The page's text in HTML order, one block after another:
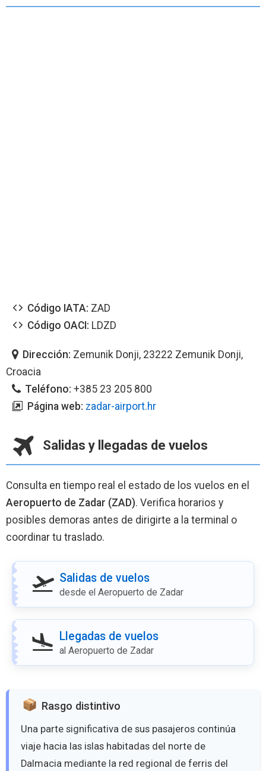
Código IATA: ZAD
Código OACI: LDZD
Dirección: Zemunik Donji, 23222 Zemunik Donji,
Croacia
Teléfono: +385 23 205 800
Página web: zadar-airport.hr
Salidas y llegadas de vuelos
Consulta en tiempo real el estado de los vuelos en el
Aeropuerto de Zadar (ZAD). Verifica horarios y
posibles demoras antes de dirigirte a la terminal o
coordinar tu traslado.
Salidas de vuelos
desde el Aeropuerto de Zadar
Llegadas de vuelos
al Aeropuerto de Zadar
Rasgo distintivo
Una parte significativa de sus pasajeros continúa
viaje hacia las islas habitadas del norte de
Dalmacia mediante la red regional de ferris del